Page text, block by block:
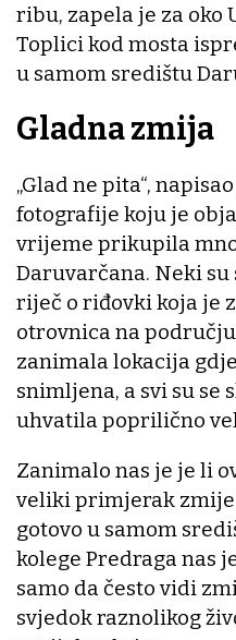
ribu, zapela je za oko
Toplici kod mosta
u samom središtu
Gladna zmija
„Glad ne pita“,
fotografije koju je
vrijeme prikupila
Daruvarčana. Neki
riječ o riđovki koja je
otrovnica na
zanimala lokacija
snimljena, a svi su se
uhvatila poprilično
Zanimalo nas je je li
veliki primjerak
gotovo u samom
kolege Predraga nas
samo da često vidi
svjedok raznolikog